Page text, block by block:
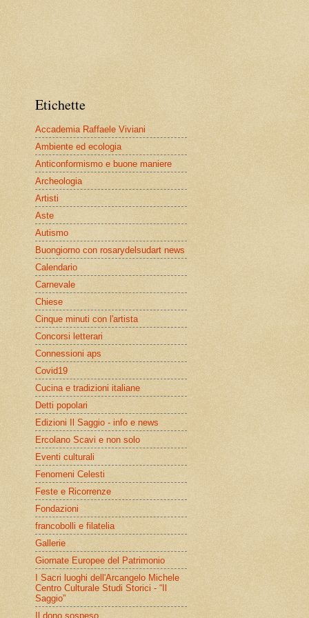
Etichette
Accademia Raffaele Viviani
Ambiente ed ecologia
Anticonformismo e buone maniere
Archeologia
Artisti
Aste
Autismo
Buongiorno con rosarydelsudart news
Calendario
Carnevale
Chiese
Cinque minuti con l'artista
Concorsi letterari
Connessioni aps
Covid19
Cucina e tradizioni italiane
Detti popolari
Edizioni Il Saggio - info e news
Ercolano Scavi e non solo
Eventi culturali
Fenomeni Celesti
Feste e Ricorrenze
Fondazioni
francobolli e filatelia
Gallerie
Giornate Europee del Patrimonio
I Sacri luoghi dell'Arcangelo Michele
Centro Culturale Studi Storici - “Il
Saggio”
Il dono sospeso